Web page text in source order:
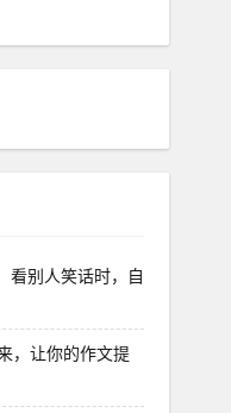
看别人笑话时，自
，让你的作文提